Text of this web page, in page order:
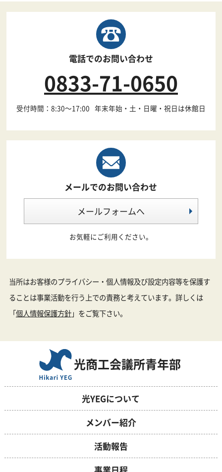
電話でのお問い合わせ
0833-71-0650
受付時間：8:30～17:00 年末年始・土・日曜・祝日は休館日
メールでのお問い合わせ
メールフォームへ
お気軽にご利用ください。
当所はお客様のプライバシー・個人情報及び設定内容等を保護す
ることは事業活動を行う上での責務と考えています。詳しくは
「個人情報保護方針」をご覧下さい。
光商工会議所青年部
光YEGについて
メンバー紹介
活動報告